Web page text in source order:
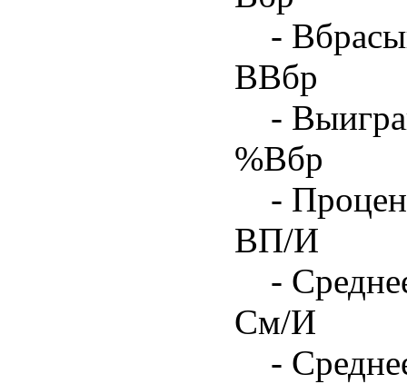
-
ВВбр
-
%Вбр
-
ВП/И
-
См/И
-